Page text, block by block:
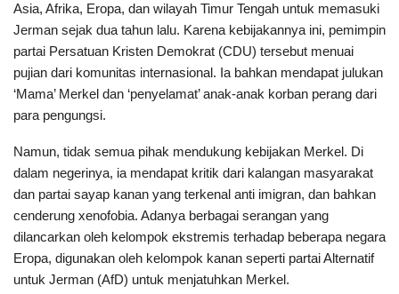
Asia, Afrika, Eropa, dan wilayah Timur Tengah untuk memasuki
Jerman sejak dua tahun lalu. Karena kebijakannya ini, pemimpin
partai Persatuan Kristen Demokrat (CDU) tersebut menuai
pujian dari komunitas internasional. Ia bahkan mendapat julukan
‘Mama’ Merkel dan ‘penyelamat’ anak-anak korban perang dari
para pengungsi.
Namun, tidak semua pihak mendukung kebijakan Merkel. Di
dalam negerinya, ia mendapat kritik dari kalangan masyarakat
dan partai sayap kanan yang terkenal anti imigran, dan bahkan
cenderung xenofobia. Adanya berbagai serangan yang
dilancarkan oleh kelompok ekstremis terhadap beberapa negara
Eropa, digunakan oleh kelompok kanan seperti partai Alternatif
untuk Jerman (AfD) untuk menjatuhkan Merkel.